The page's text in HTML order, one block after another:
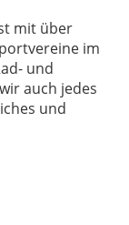
mit über
im
und
auch jedes
und